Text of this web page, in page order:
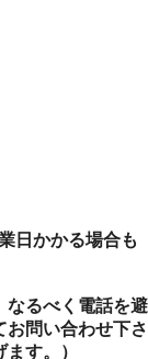
日かかる場合も
なるべく電話を避
お問い合わせ下さ
す。）